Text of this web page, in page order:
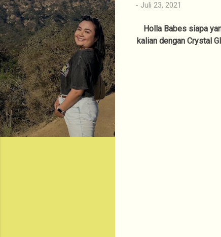
- Juli 23, 2021
Holla Babes siapa
kalian dengan Crystal